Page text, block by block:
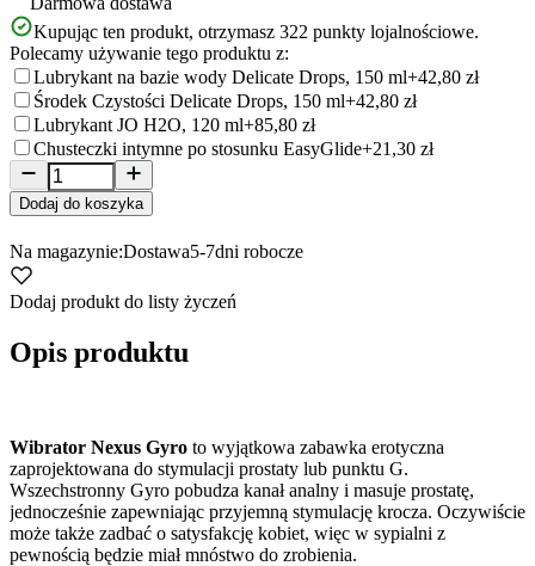
Kupując ten produkt, otrzymasz 322 punkty lojalnościowe.
Polecamy używanie tego produktu z:
Lubrykant na bazie wody Delicate Drops, 150 ml+42,80 zł
Środek Czystości Delicate Drops, 150 ml+42,80 zł
Lubrykant JO H2O, 120 ml+85,80 zł
Chusteczki intymne po stosunku EasyGlide+21,30 zł
Dodaj do koszyka
Na magazynie:Dostawa5-7dni robocze
Dodaj produkt do listy życzeń
Opis produktu
Wibrator Nexus Gyro to wyjątkowa zabawka erotyczna
zaprojektowana do stymulacji prostaty lub punktu G.
Wszechstronny Gyro pobudza kanał analny i masuje prostatę,
jednocześnie zapewniając przyjemną stymulację krocza. Oczywiście
może także zadbać o satysfakcję kobiet, więc w sypialni z
pewnością będzie miał mnóstwo do zrobienia.